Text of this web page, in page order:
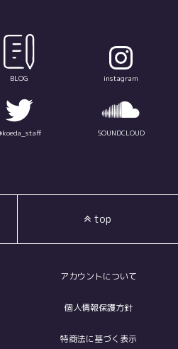
BLOG instagram
SOUNDCLOUD
top
アカウントについて
個人情報保護方針
特商法に基づく表示